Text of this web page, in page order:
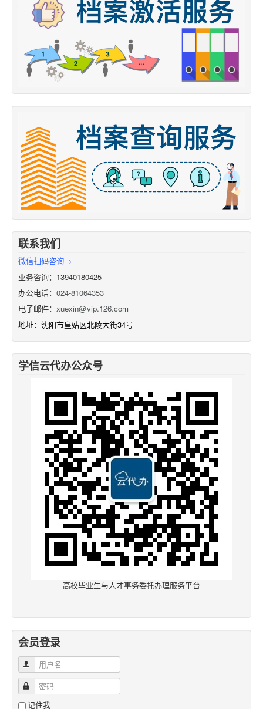
联系我们
微信扫码咨询→
业务咨询：13940180425
办公电话： 024-81064353
电子邮件： xuexin@vip.126.com
地址：沈阳市皇姑区北陵大街34号
学信云代办公众号
高校毕业生与人才事务委托办理服务平台
会员登录
用户名
密码
记住我